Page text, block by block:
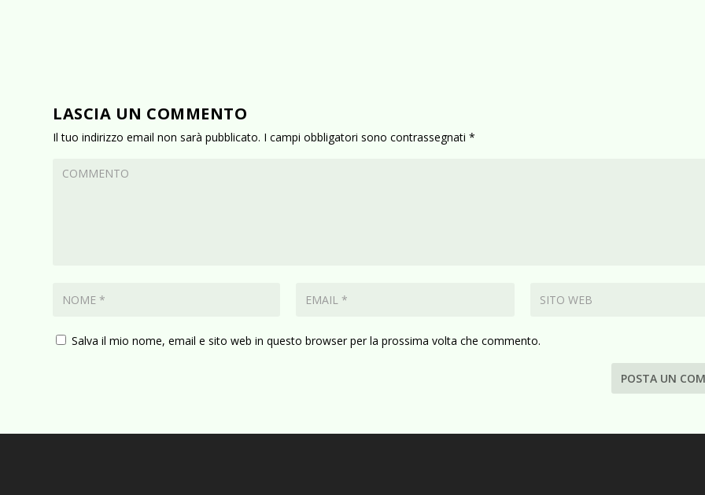
LASCIA UN COMMENTO
Il tuo indirizzo email non sarà pubblicato. I campi obbligatori sono contrassegnati*
Salva il mio nome, email e sito web in questo browser per la prossima volta che commento.